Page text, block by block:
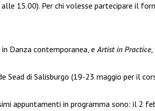
15.00). Per chi volesse partecipare il
in Danza contemporanea, eArtist in Practice,
di Salisburgo (19-23 maggio per il
appuntamenti in programma sono: il 2